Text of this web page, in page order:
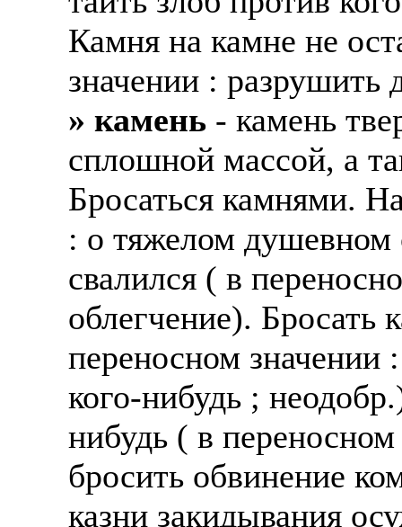
Камня на камне не
значении : разрушить
» камень - камень
сплошной массой, а
Бросаться камнями.
: о тяжелом душевном
свалился ( в
облегчение). Бросать
переносном значении
кого-нибудь ;
нибудь ( в
бросить обвинение
казни закидывания